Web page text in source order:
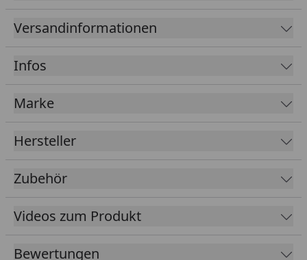
Exklusive Ganzglastür aus 6 mm starkem
Sicherheitsglas
Inklusive Sicherheitsrollverschluss, rechts oder
links anschlagbar
Inklusive Ofenschutz
Mindestraumhöhe: 210 cm
für Ihren Saunakauf erforderlich ist und welches
Zubehör Sie optional wählen können, um ein
optimales Saunaerlebnis zu erhalten.
Mit unseren ausführlichen Sauna-Montagevideos
Versandinformationen
Infos
Marke
Hersteller
Zubehör
Videos zum Produkt
Bewertungen